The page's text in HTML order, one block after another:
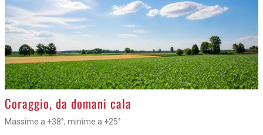
>
Coraggio, da domani cala
Massime a +38°; minime a +25°